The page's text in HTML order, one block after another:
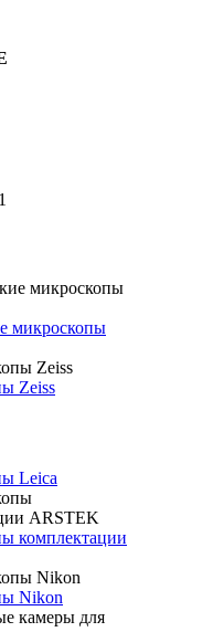
микроскопы
Zeiss
Leica
комплектации
Nikon